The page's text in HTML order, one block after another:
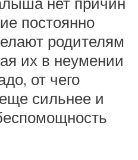
постоянно
родителям
их в неумении
от чего
сильнее и